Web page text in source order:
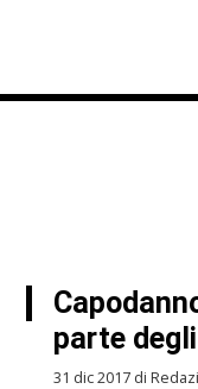
parte
31 dic 2017 di